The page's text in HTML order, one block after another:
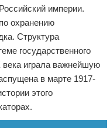
империи.
охранению
Структура
государственного
века играла важнейшую
в марте 1917-
этого